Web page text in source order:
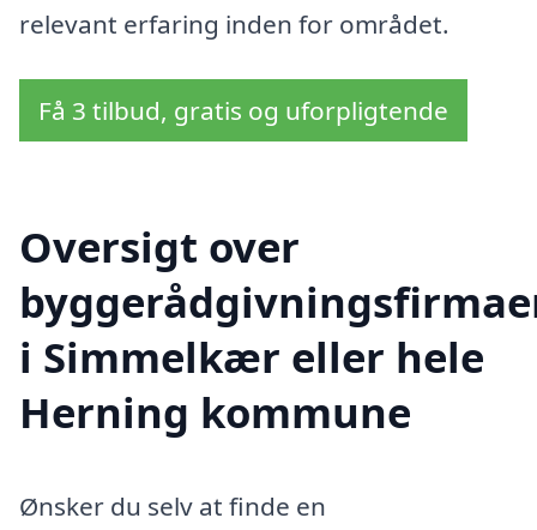
relevant erfaring inden for området.
Få 3 tilbud, gratis og uforpligtende
Oversigt over
i Simmelkær eller hele
Herning kommune
Ønsker du selv at finde en